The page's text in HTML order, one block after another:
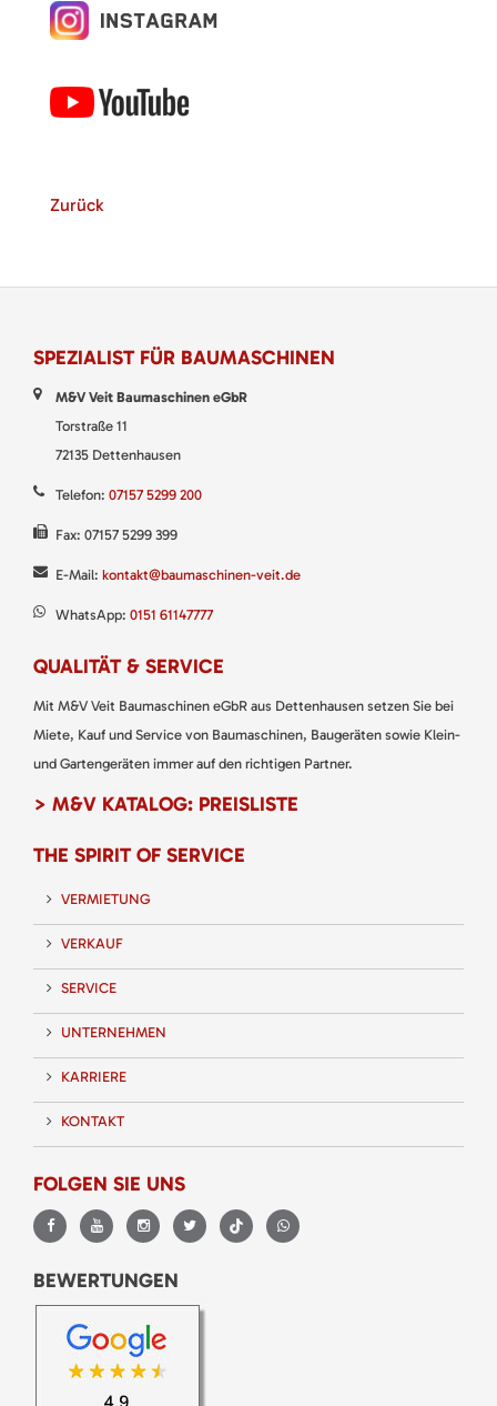
Zurück
SPEZIALIST FÜR BAUMASCHINEN
M&V Veit Baumaschinen eGbR
Torstraße 11
72135 Dettenhausen
Telefon: 07157 5299 200
Fax: 07157 5299 399
E-Mail: kontakt@baumaschinen-veit.de
WhatsApp: 0151 61147777
QUALITÄT & SERVICE
Mit M&V Veit Baumaschinen eGbR aus Dettenhausen setzen Sie bei
Miete, Kauf und Service von Baumaschinen, Baugeräten sowie Klein-
und Gartengeräten immer auf den richtigen Partner.
> M&V KATALOG: PREISLISTE
THE SPIRIT OF SERVICE
VERMIETUNG
VERKAUF
SERVICE
UNTERNEHMEN
KARRIERE
KONTAKT
FOLGEN SIE UNS
BEWERTUNGEN